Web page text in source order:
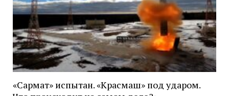
«Сармат» испытан. «Красмаш» под ударом.